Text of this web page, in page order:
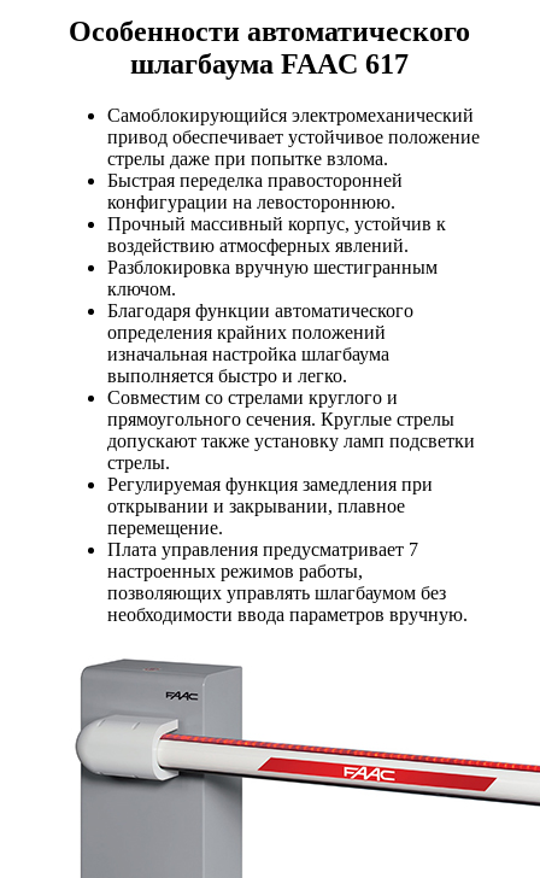
Особенности автоматического
шлагбаума FAAC 617
Самоблокирующийся электромеханический
привод обеспечивает устойчивое положение
стрелы даже при попытке взлома.
Быстрая переделка правосторонней
конфигурации на левостороннюю.
Прочный массивный корпус, устойчив к
воздействию атмосферных явлений.
Разблокировка вручную шестигранным
ключом.
Благодаря функции автоматического
определения крайних положений
изначальная настройка шлагбаума
выполняется быстро и легко.
Совместим со стрелами круглого и
прямоугольного сечения. Круглые стрелы
допускают также установку ламп подсветки
стрелы.
Регулируемая функция замедления при
открывании и закрывании, плавное
перемещение.
Плата управления предусматривает 7
настроенных режимов работы,
позволяющих управлять шлагбаумом без
необходимости ввода параметров вручную.